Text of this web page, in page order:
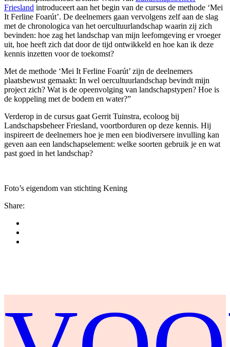
Friesland introduceert aan het begin van de cursus de methode ‘Mei
It Ferline Foarút’. De deelnemers gaan vervolgens zelf aan de slag
met de chronologica van het oercultuurlandschap waarin zij zich
bevinden: hoe zag het landschap van mijn leefomgeving er vroeger
uit, hoe heeft zich dat door de tijd ontwikkeld en hoe kan ik deze
kennis inzetten voor de toekomst?
Met de methode ‘Mei It Ferline Foarút’ zijn de deelnemers
plaatsbewust gemaakt: In wel oercultuurlandschap bevindt mijn
project zich? Wat is de opeenvolging van landschapstypen? Hoe is
de koppeling met de bodem en water?”
Verderop in de cursus gaat Gerrit Tuinstra, ecoloog bij
Landschapsbeheer Friesland, voortborduren op deze kennis. Hij
inspireert de deelnemers hoe je men een biodiversere invulling kan
geven aan een landschapselement: welke soorten gebruik je en wat
past goed in het landschap?
Foto’s eigendom van stichting Kening
Share: